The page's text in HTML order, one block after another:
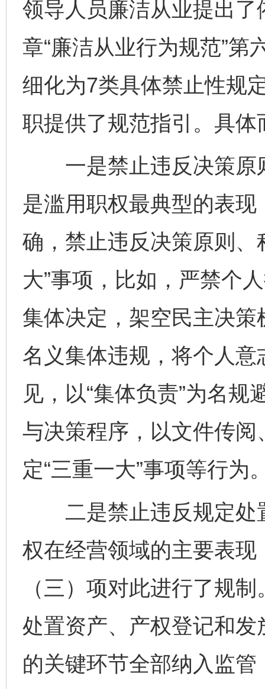
领导人员廉洁从业提出
章“廉洁从业行为规范”第
细化为7类具体禁止性规
职提供了规范指引。具
一是禁止违反决策原
是滥用职权最典型的表
确，禁止违反决策原则、
大”事项，比如，严禁个
集体决定，架空民主决策
名义集体违规，将个人
见，以“集体负责”为名
与决策程序，以文件传
定“三重一大”事项等行为
二是禁止违反规定处
权在经营领域的主要表
（三）项对此进行了规
处置资产、产权登记和
的关键环节全部纳入监